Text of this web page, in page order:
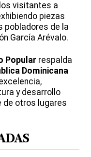
visitantes a
piezas
pobladores de la
García Arévalo.
Popular respalda
Dominicana
y desarrollo
de otros lugares